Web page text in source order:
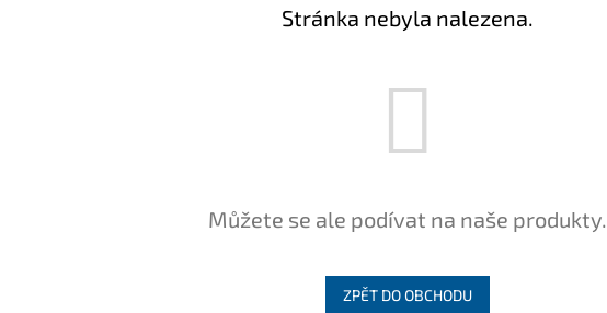
Stránka nebyla nalezena.
Můžete se ale podívat na naše produkty.
ZPĚT DO OBCHODU